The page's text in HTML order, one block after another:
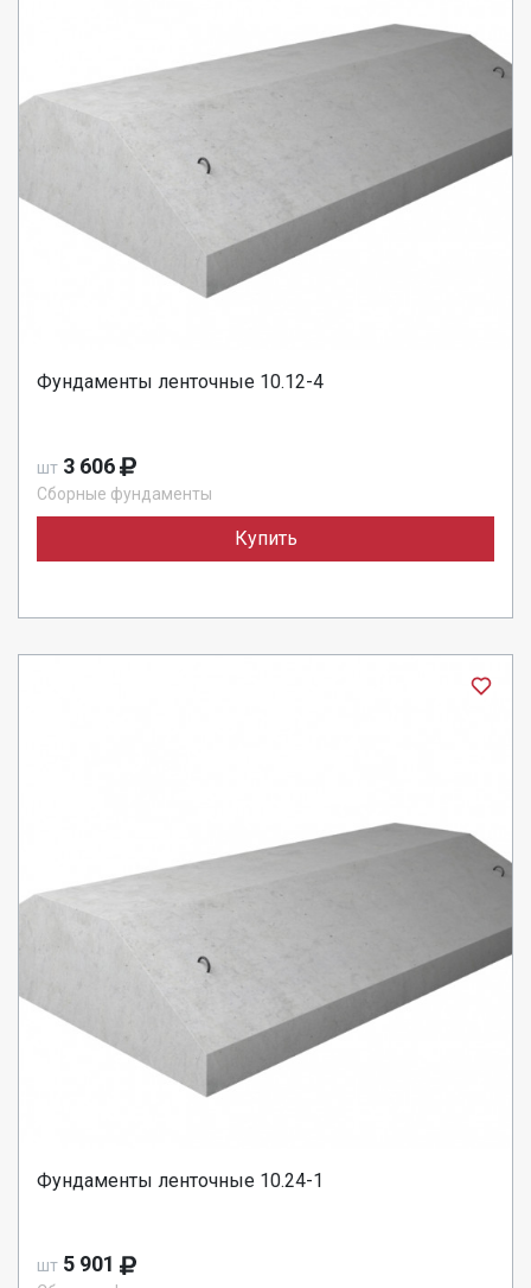
Фундаменты ленточные 10.12-4
шт 3 606
Сборные фундаменты
Купить
Фундаменты ленточные 10.24-1
шт 5 901